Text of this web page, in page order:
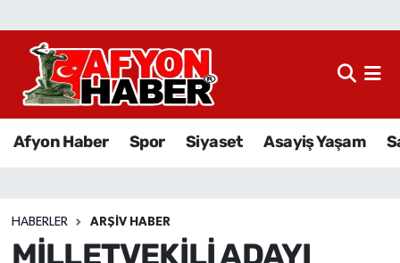
Afyon Haber Spor Siyaset Asayiş Yaşam
HABERLER ARŞIV HABER
MİLLETVEKİLİ ADAYI
Afyon Haber
Sağlık